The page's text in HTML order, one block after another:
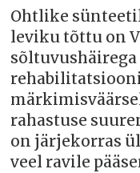
Ohtlike
leviku tõttu on
rahastuse
on järjekorras
veel ravile